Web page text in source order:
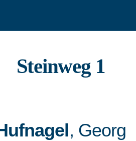
Steinweg 1
, Georg